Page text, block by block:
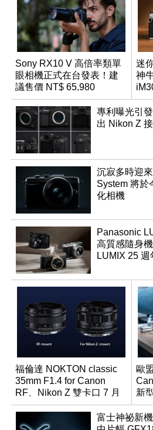
Sony RX10 V 高倍率類單
眼相機正式在台發表！建
議售價 NT$ 65,980
迷
神
專利曝光引
出 Nikon Z
沉寂多時迎
System 將於
化相機
Panasonic
高質感隨身
LUMIX 25 週
福倫達 NOKTON classic
35mm F1.4 for Canon
RF、Nikon Z 雙卡口 7 月
同步登台
歐
新
富士神祕新